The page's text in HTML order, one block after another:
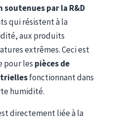
par la R&D
qui résistent à la
aux produits
extrêmes. Ceci est
pour les pièces de
fonctionnant dans
humidité.
directement liée à la